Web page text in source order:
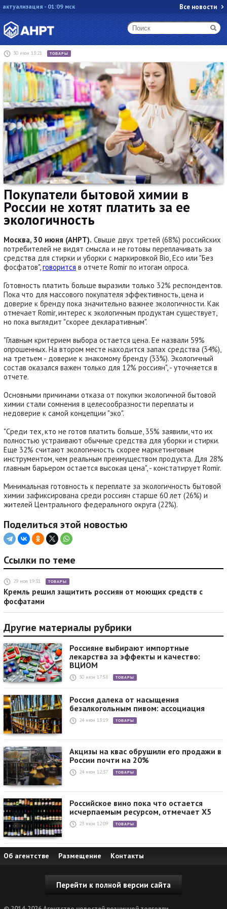
актуализация - 01:09 мск Все новости
30 июн 13:21 ТОВАРЫ
Покупатели бытовой химии в
России не хотят платить за ее
экологичность
Москва, 30 июня (АНРТ). Свыше двух третей (68%) российских
потребителей не видят смысла и не готовы переплачивать за
средства для стирки и уборки с маркировкой Bio, Eco или "Без
фосфатов",говорится в отчете Romir по итогам опроса.
Готовность платить больше выразили только 32% респондентов.
Пока что для массового покупателя эффективность, цена и
доверие к бренду пока значительно важнее экологичности. Как
отмечает Romir, интерес к экологичным продуктам существует,
но пока выглядит "скорее декларативным".
"Главным критерием выбора остается цена. Ее назвали 59%
опрошенных. На втором месте находится запах средства (34%),
на третьем - доверие к знакомому бренду (33%). Экологичный
состав оказался важен только для 12% россиян", - уточняется в
отчете.
Основными причинами отказа от покупки экологичной бытовой
химии стали сомнения в целесообразности переплаты и
недоверие к самой концепции "эко".
"Среди тех, кто не готов платить больше, 35% заявили, что их
полностью устраивают обычные средства для уборки и стирки.
Еще 32% считают экологичность скорее маркетинговым
инструментом, чем реальным преимуществом продукта. Для 28%
главным барьером остается высокая цена", - констатирует Romir.
Минимальная готовность к переплате за экологичность бытовой
химии зафиксирована среди россиян старше 60 лет (26%) и
жителей Центрального федерального округа (22%).
Поделиться этой новостью
Ссылки по теме
29 ноя 19:31 ТОВАРЫ
Кремль решил защитить россиян от моющих средств с
фосфатами
Другие материалы рубрики
Россияне выбирают импортные
лекарства за эффекты и качество:
ВЦИОМ
30 июн 17:58 ТОВАРЫ
Россия далека от насыщения
безалкогольным пивом: ассоциация
24 июн 13:19 ТОВАРЫ
Акцизы на квас обрушили его продажи в
России почти на 20%
24 июн 12:37 ТОВАРЫ
Российское вино пока что остается
исчерпаемым ресурсом, отмечает X5
23 июн 12:09 ТОВАРЫ
Об агентстве Размещение Контакты
Перейти к полной версии сайта